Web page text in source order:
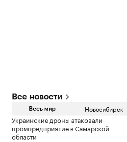
Все новости
Весь мир Новосибирск
Украинские дроны атаковали
промпредприятие в Самарской
области